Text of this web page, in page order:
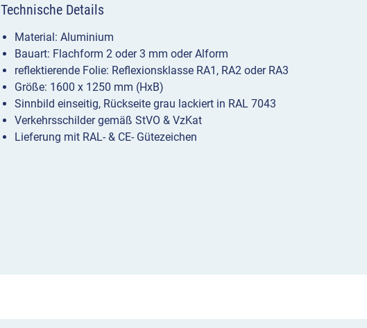
streifig
in
Fahrtrichtung
und
2-
streifig
Technische Details
Material: Aluminium
Bauart: Flachform 2 oder 3 mm oder Alform
reflektierende Folie: Reflexionsklasse RA1, RA2 oder RA3
Größe: 1600 x 1250 mm (HxB)
Sinnbild einseitig, Rückseite grau lackiert in RAL 7043
Verkehrsschilder gemäß StVO & VzKat
Lieferung mit RAL- & CE- Gütezeichen